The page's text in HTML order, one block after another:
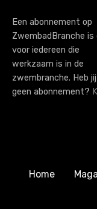
Een abonnement op
ZwembadBranche is
voor iedereen die
werkzaam is in de
zwembranche. Heb
geen abonnement?
Home